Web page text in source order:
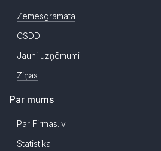
Zemesgrāmata
CSDD
Jauni uzņēmumi
Ziņas
Par mums
Par Firmas.lv
Statistika